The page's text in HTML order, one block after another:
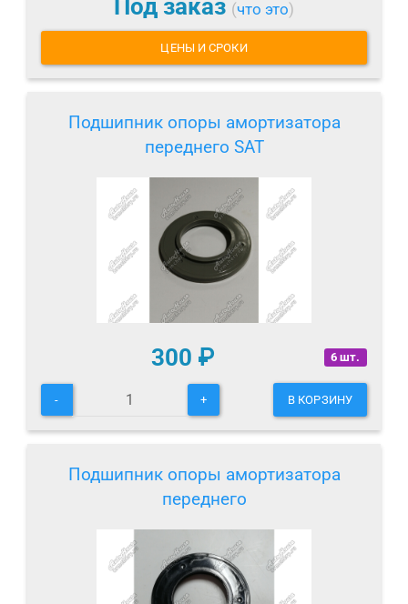
Под заказ (что это)
ЦЕНЫ И СРОКИ
Подшипник опоры амортизатора
переднего SAT
6 шт.
300 ₽
- + В КОРЗИНУ
Подшипник опоры амортизатора
переднего